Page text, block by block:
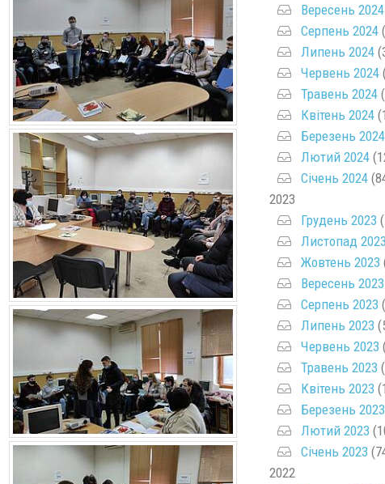
Вересень 2024
Серпень 2024
Липень 2024
Червень 2024
Травень 2024
Квітень 2024
Березень 2024
Лютий 2024
Січень 2024
2023
Грудень 2023
Листопад 2023
Жовтень 2023
Вересень 2023
Серпень 2023
Липень 2023
Червень 2023
Травень 2023
Квітень 2023
Березень 2023
Лютий 2023
Січень 2023
2022